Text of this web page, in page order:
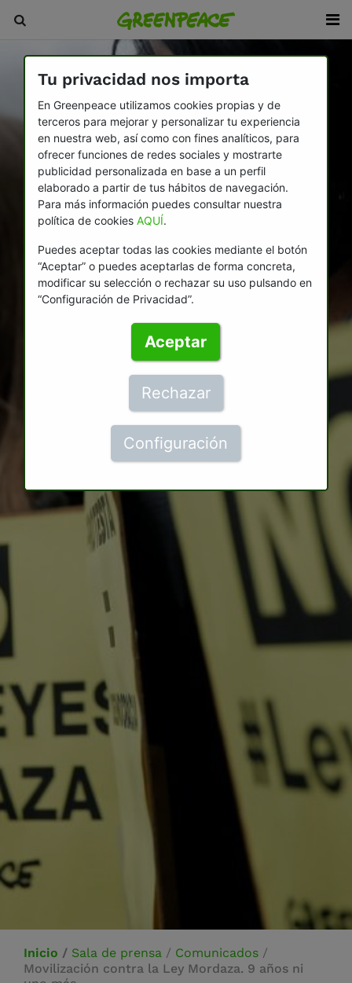
Inicio / Sala de prensa / Comunicados /
Movilización contra la Ley Mordaza. 9 años ni
Tu privacidad nos importa
En Greenpeace utilizamos cookies propias y de
terceros para mejorar y personalizar tu experiencia
en nuestra web, así como con fines analíticos, para
ofrecer funciones de redes sociales y mostrarte
publicidad personalizada en base a un perfil
elaborado a partir de tus hábitos de navegación.
Para más información puedes consultar nuestra
política de cookies AQUÍ.
Puedes aceptar todas las cookies mediante el botón
“Aceptar” o puedes aceptarlas de forma concreta,
modificar su selección o rechazar su uso pulsando en
“Configuración de Privacidad”.
Aceptar
Rechazar
Configuración